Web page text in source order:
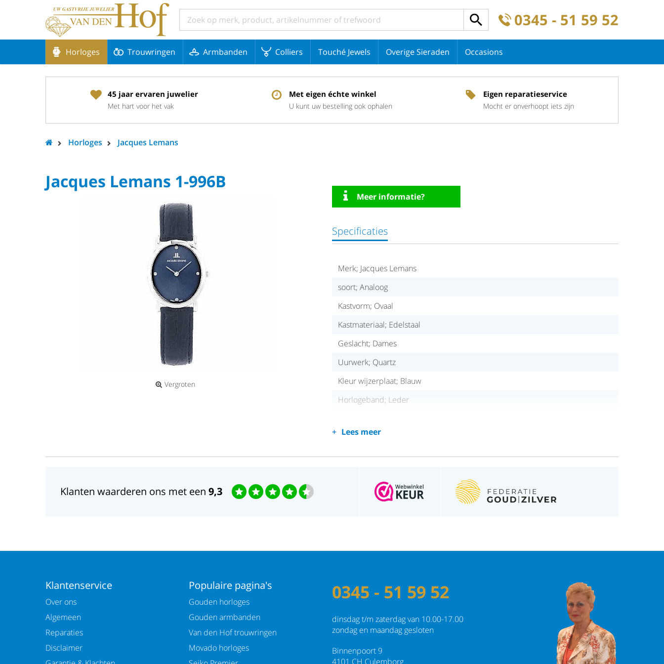
0345 - 51 59 52
Horloges Trouwringen Armbanden Colliers Touché Jewels Overige Sieraden Occasions
45 jaar ervaren juwelier
Met hart voor het vak
Met eigen échte winkel
U kunt uw bestelling ook ophalen
Eigen reparatieservice
Mocht er onverhoopt iets zijn
Horloges Jacques Lemans
Jacques Lemans 1-996B
Vergroten
Meer informatie?
Specificaties
Merk; Jacques Lemans
soort; Analoog
Kastvorm; Ovaal
Kastmateriaal; Edelstaal
Geslacht; Dames
Uurwerk; Quartz
Kleur wijzerplaat; Blauw
Horlogeband; Leder
Waterdichtheid; 3 ATM
Lees meer
Klanten waarderen ons met een 9,3
Klantenservice
Over ons
Algemeen
Reparaties
Disclaimer
Populaire pagina's
Gouden horloges
Gouden armbanden
Van den Hof trouwringen
Movado horloges
0345 - 51 59 52
dinsdag t/m zaterdag van 10.00-17.00
zondag en maandag gesloten
Binnenpoort 9
4101 CH Culemborg